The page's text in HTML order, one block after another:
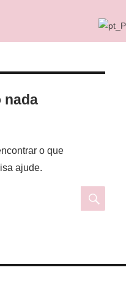
nada
o que
ajude.